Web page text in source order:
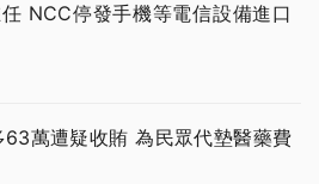
NCC停發手機等電信設備進口
萬遭疑收賄 為民眾代墊醫藥費